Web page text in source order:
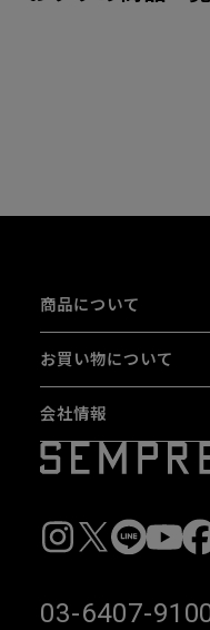
商品について
お買い物について
会社情報
03-6407-